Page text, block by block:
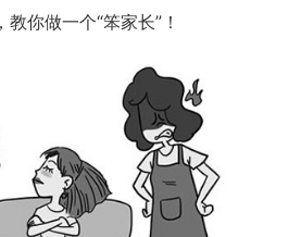
你做一个“笨家长”！